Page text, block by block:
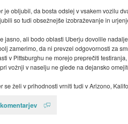
je obljubil, da bosta odslej v vsakem vozilu
so tudi obsežnejše izobraževanje in
jasno, ali bodo oblasti Uberju dovolile
zamerimo, da ni prevzel odgovornosti za
v Pittsburghu ne morejo preprečiti
vožnji v naselju ne glede na dejansko
se želi v prihodnosti vrniti tudi v Arizono,